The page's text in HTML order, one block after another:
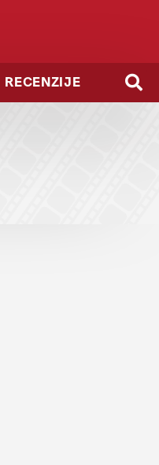
RECENZIJE